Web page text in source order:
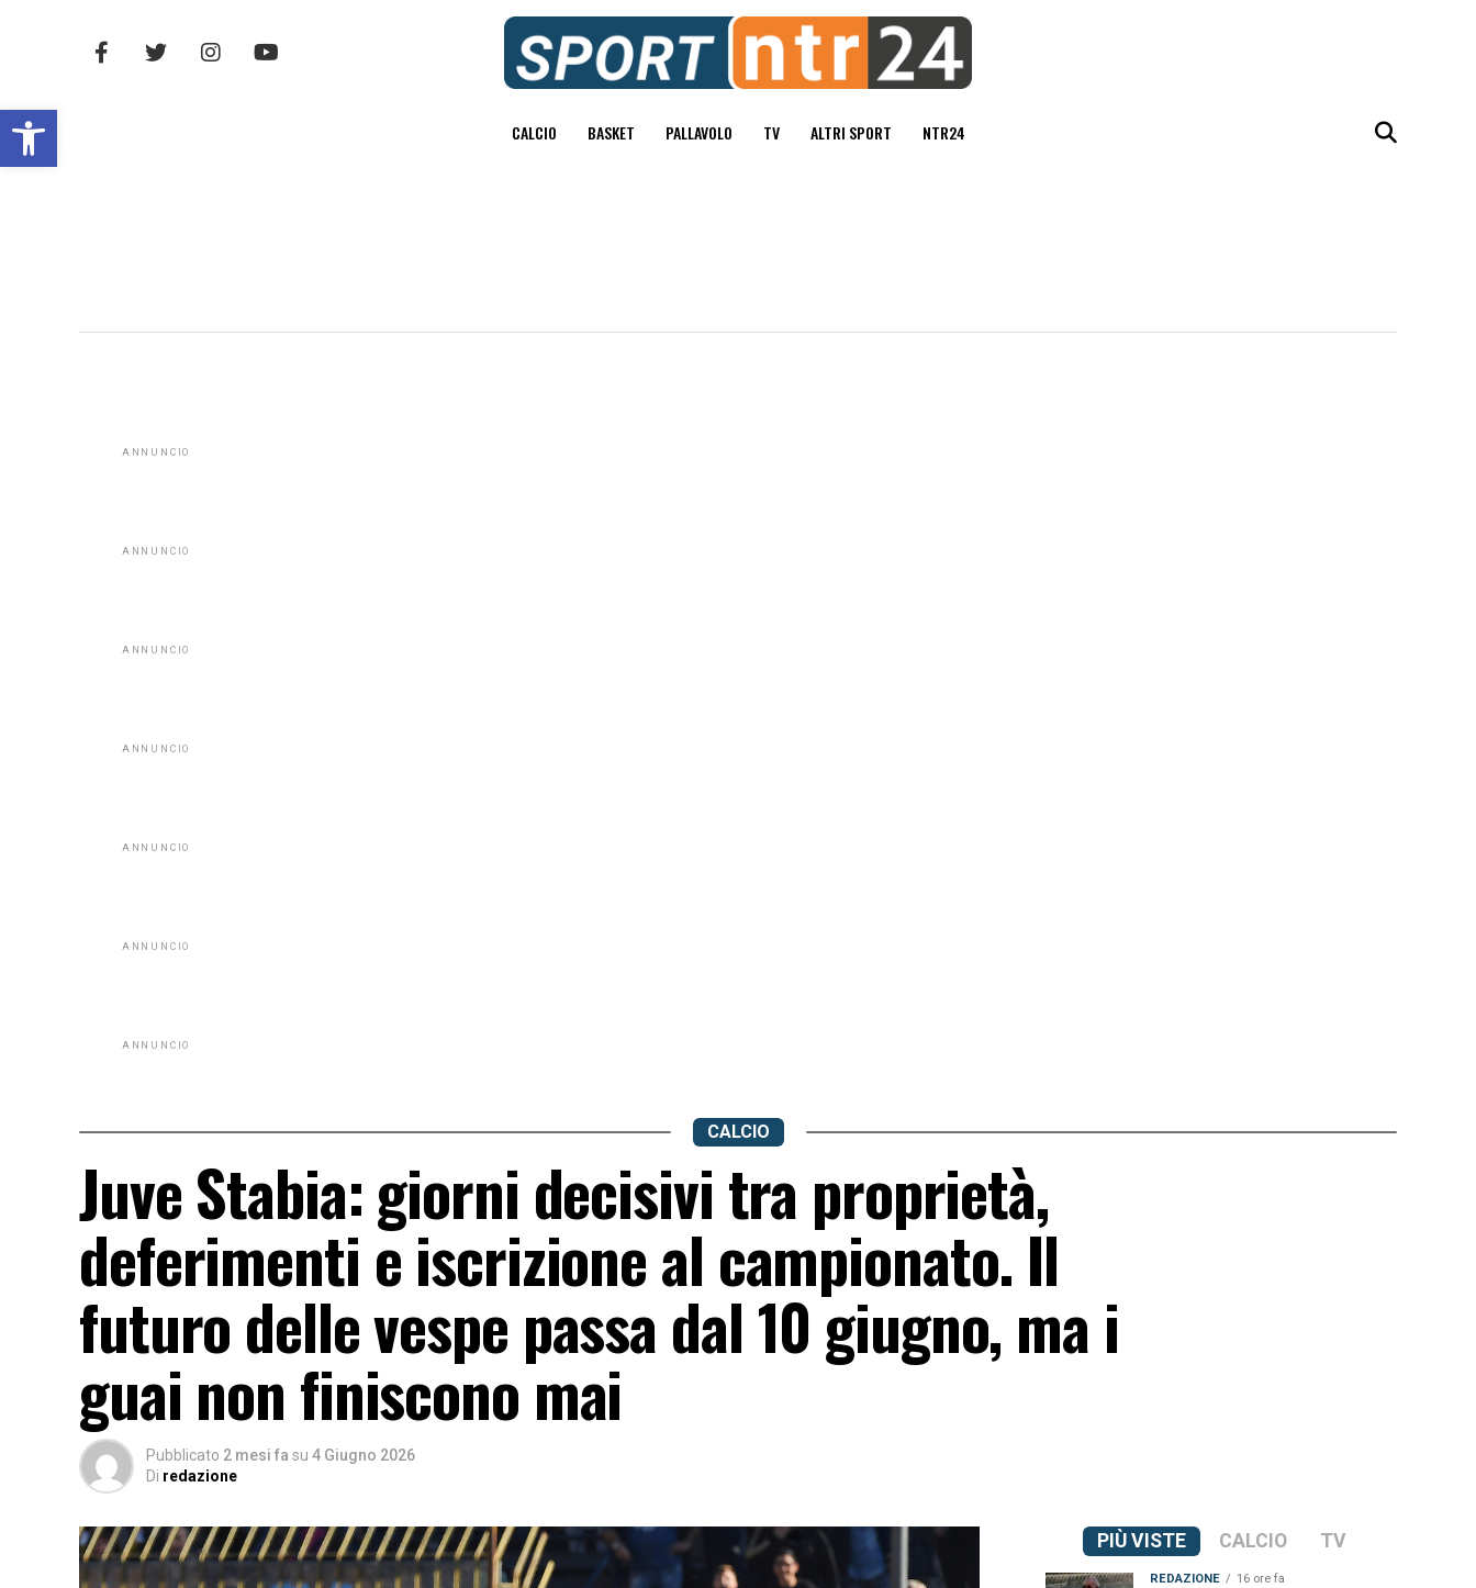
Open toolbar CALCIO BASKET PALLAVOLO TV ALTRI SPORT NTR24
ANNUNCIO
ANNUNCIO
ANNUNCIO
ANNUNCIO
ANNUNCIO
ANNUNCIO
ANNUNCIO
CALCIO
Juve Stabia: giorni decisivi tra proprietà,
deferimenti e iscrizione al campionato. Il
futuro delle vespe passa dal 10 giugno, ma i
guai non finiscono mai
Pubblicato 2 mesi fa su 4 Giugno 2026
Di redazione
PIÙ VISTE CALCIO TV
REDAZIONE 16 ore fa